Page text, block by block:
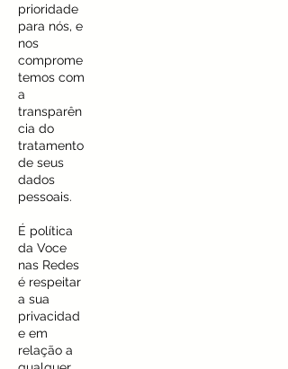
prioridade
para nós, e
nos
comprome
temos com
a
transparên
cia do
tratamento
de seus
dados
pessoais.
É política
da Voce
nas Redes
é respeitar
a sua
privacidad
e em
relação a